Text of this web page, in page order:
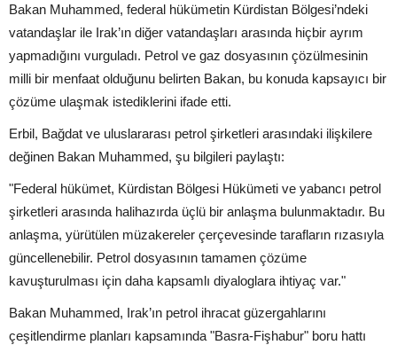
Bakan Muhammed, federal hükümetin Kürdistan Bölgesi’ndeki
vatandaşlar ile Irak’ın diğer vatandaşları arasında hiçbir ayrım
yapmadığını vurguladı. Petrol ve gaz dosyasının çözülmesinin
milli bir menfaat olduğunu belirten Bakan, bu konuda kapsayıcı bir
çözüme ulaşmak istediklerini ifade etti.
Erbil, Bağdat ve uluslararası petrol şirketleri arasındaki ilişkilere
değinen Bakan Muhammed, şu bilgileri paylaştı:
"Federal hükümet, Kürdistan Bölgesi Hükümeti ve yabancı petrol
şirketleri arasında halihazırda üçlü bir anlaşma bulunmaktadır. Bu
anlaşma, yürütülen müzakereler çerçevesinde tarafların rızasıyla
güncellenebilir. Petrol dosyasının tamamen çözüme
kavuşturulması için daha kapsamlı diyaloglara ihtiyaç var."
Bakan Muhammed, Irak’ın petrol ihracat güzergahlarını
çeşitlendirme planları kapsamında "Basra-Fişhabur" boru hattı